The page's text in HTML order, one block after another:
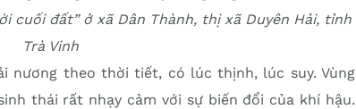
cuối đất” ở xã Dân Thành, thị xã Duyên Hải, tỉnh
Trà Vinh
nương theo thời tiết, có lúc thịnh, lúc suy. Vùng
thái rất nhạy cảm với sự biến đổi của khí hậu.